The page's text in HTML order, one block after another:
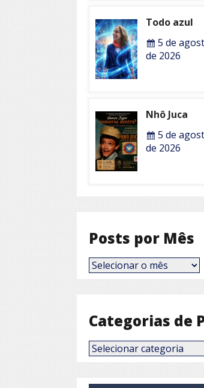
Todo azul
5 de
de 2026
Nhô Juca
5 de
de 2026
Posts por Mês
Posts
por
Categorias de
Categorias
de